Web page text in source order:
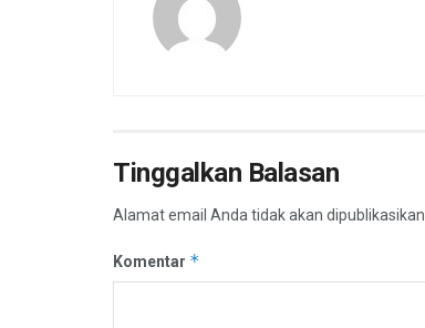
Tinggalkan Balasan
Alamat email Anda tidak akan dipublikasikan.
Komentar *